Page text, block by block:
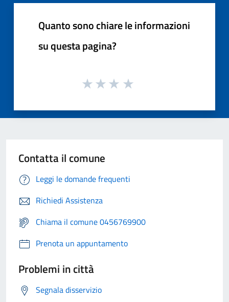
Quanto sono chiare le informazioni
su questa pagina?
Contatta il comune
Leggi le domande frequenti
Richiedi Assistenza
Chiama il comune 0456769900
Prenota un appuntamento
Problemi in città
Segnala disservizio